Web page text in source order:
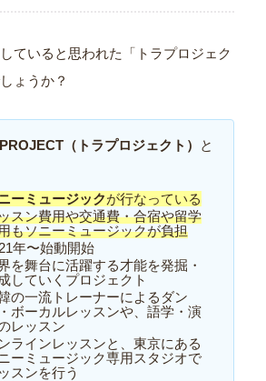
ていると思われた「トラプロジェク
ょうか？
（トラプロジェクト）
と
ーミュージックが行なっている
スン費用や交通費・合宿や留学
もソニーミュージックが負担
年〜始動開始
を舞台に活躍する才能を発掘・
していくプロジェクト
の一流トレーナーによるダン
ボーカルレッスンや、語学・演
レッスン
ラインレッスンと、東京にある
ーミュージック専用スタジオで
スンを行う